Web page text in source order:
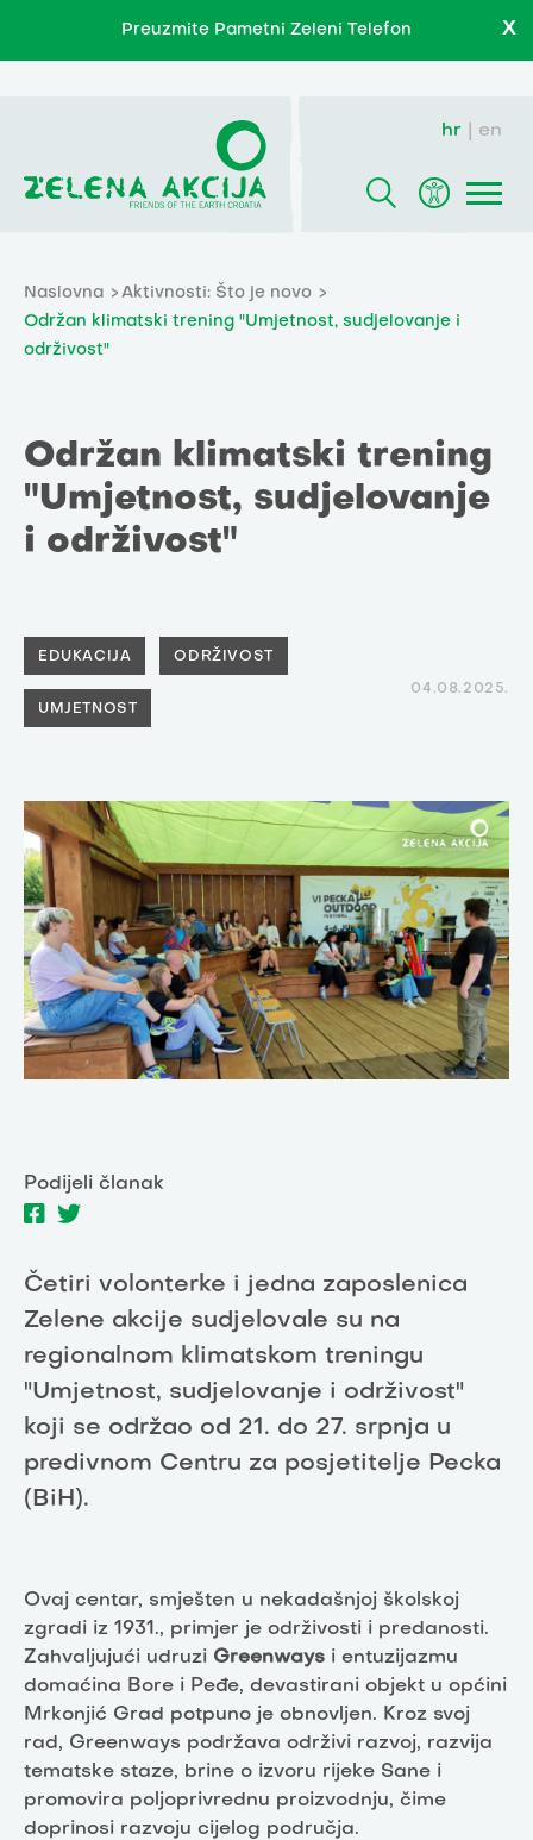
Preuzmite Pametni Zeleni Telefon X
hr en
Naslovna
Aktivnosti: Što je novo
Održan klimatski trening "Umjetnost, sudjelovanje i
održivost"
Održan klimatski trening
"Umjetnost, sudjelovanje
i održivost"
EDUKACIJA ODRŽIVOST
UMJETNOST
04.08.2025.
Podijeli članak
Četiri volonterke i jedna zaposlenica
Zelene akcije sudjelovale su na
regionalnom klimatskom treningu
"Umjetnost, sudjelovanje i održivost"
koji se održao od 21. do 27. srpnja u
predivnom Centru za posjetitelje Pecka
(BiH).
Ovaj centar, smješten u nekadašnjoj školskoj
zgradi iz 1931., primjer je održivosti i predanosti.
Zahvaljujući udruzi Greenways i entuzijazmu
domaćina Bore i Peđe, devastirani objekt u općini
Mrkonjić Grad potpuno je obnovljen. Kroz svoj
rad, Greenways podržava održivi razvoj, razvija
tematske staze, brine o izvoru rijeke Sane i
promovira poljoprivrednu proizvodnju, čime
doprinosi razvoju cijelog područja.